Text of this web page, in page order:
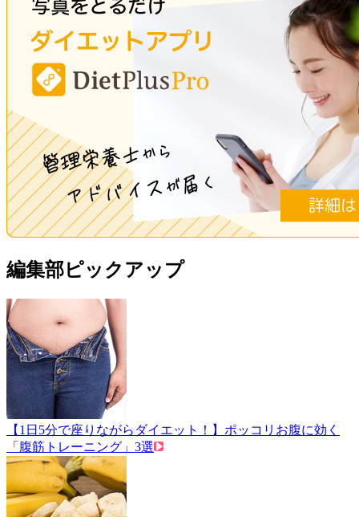
編集部ピックアップ
【1日5分で座りながらダイエット！】ポッコリお腹に効く
「腹筋トレーニング」3選